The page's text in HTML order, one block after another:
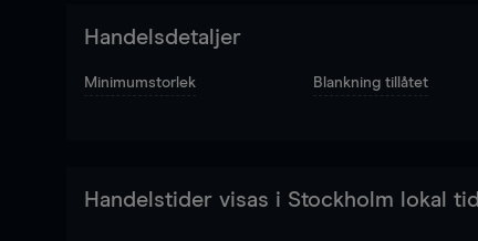
Handelsdetaljer
Minimumstorlek Blankning tillåtet
Handelstider visas i Stockholm lokal tid